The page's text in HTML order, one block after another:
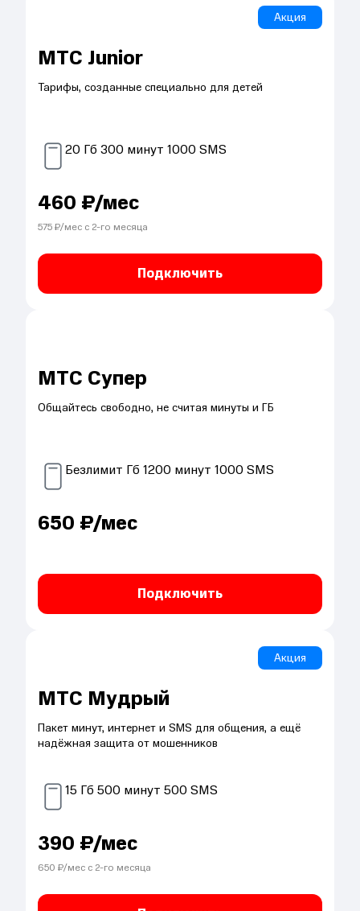
Акция
МТС Junior
Тарифы, созданные специально для детей
20 Гб 300 минут 1000SMS
460 ₽/мес
575₽/мес с 2-го месяца
Подключить
МТС Супер
Общайтесь свободно, не считая минуты и ГБ
Безлимит Гб 1200 минут 1000SMS
650 ₽/мес
Подключить
Акция
МТС Мудрый
Пакет минут, интернет и SMS для общения, а ещё
надёжная защита от мошенников
15 Гб 500 минут 500SMS
390 ₽/мес
650 ₽/мес с 2-го месяца